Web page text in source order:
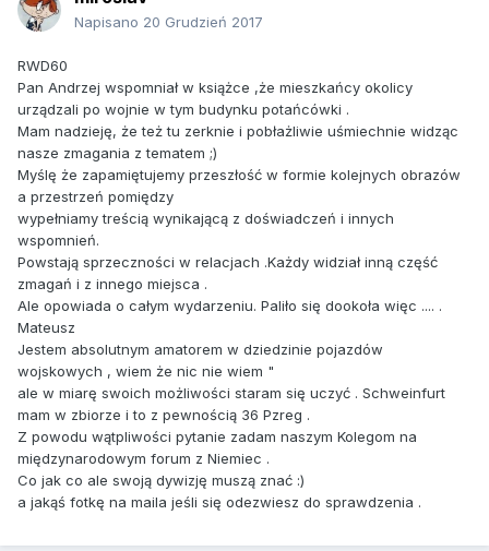
Napisano 20 Grudzień 2017
RWD60
Pan Andrzej wspomniał w książce ,że mieszkańcy okolicy
urządzali po wojnie w tym budynku potańcówki .
Mam nadzieję, że też tu zerknie i pobłażliwie uśmiechnie widząc
nasze zmagania z tematem ;)
Myślę że zapamiętujemy przeszłość w formie kolejnych obrazów
a przestrzeń pomiędzy
wypełniamy treścią wynikającą z doświadczeń i innych
wspomnień.
Powstają sprzeczności w relacjach .Każdy widział inną część
zmagań i z innego miejsca .
Ale opowiada o całym wydarzeniu. Paliło się dookoła więc .... .
Mateusz
Jestem absolutnym amatorem w dziedzinie pojazdów
wojskowych , wiem że nic nie wiem "
ale w miarę swoich możliwości staram się uczyć . Schweinfurt
mam w zbiorze i to z pewnością 36 Pzreg .
Z powodu wątpliwości pytanie zadam naszym Kolegom na
międzynarodowym forum z Niemiec .
Co jak co ale swoją dywizję muszą znać :)
a jakąś fotkę na maila jeśli się odezwiesz do sprawdzenia .